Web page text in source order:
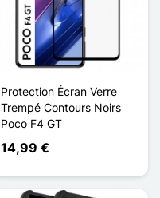
Protection Écran Verre
Trempé Contours Noirs
Poco F4 GT
14,99 €